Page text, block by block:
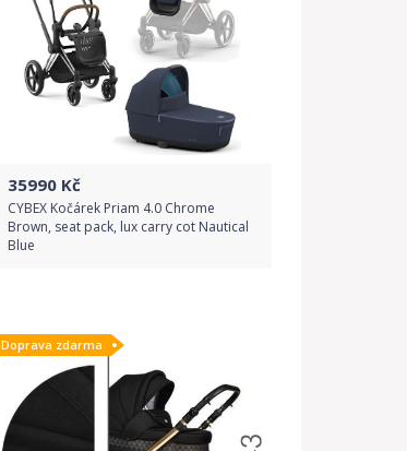
35990 Kč
CYBEX Kočárek Priam 4.0 Chrome
Brown, seat pack, lux carry cot Nautical
Blue
Detail produktu
Doprava zdarma